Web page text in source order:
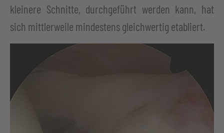
kleinere Schnitte, durchgeführt werden kann, hat
sich mittlerweile mindestens gleichwertig etabliert.